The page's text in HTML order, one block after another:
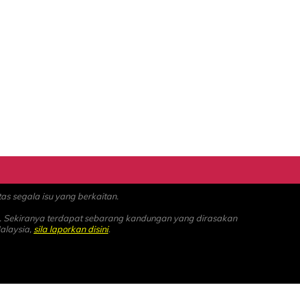
segala isu yang berkaitan.
terdapat sebarang kandungan yang dirasakan
sila laporkan disini.